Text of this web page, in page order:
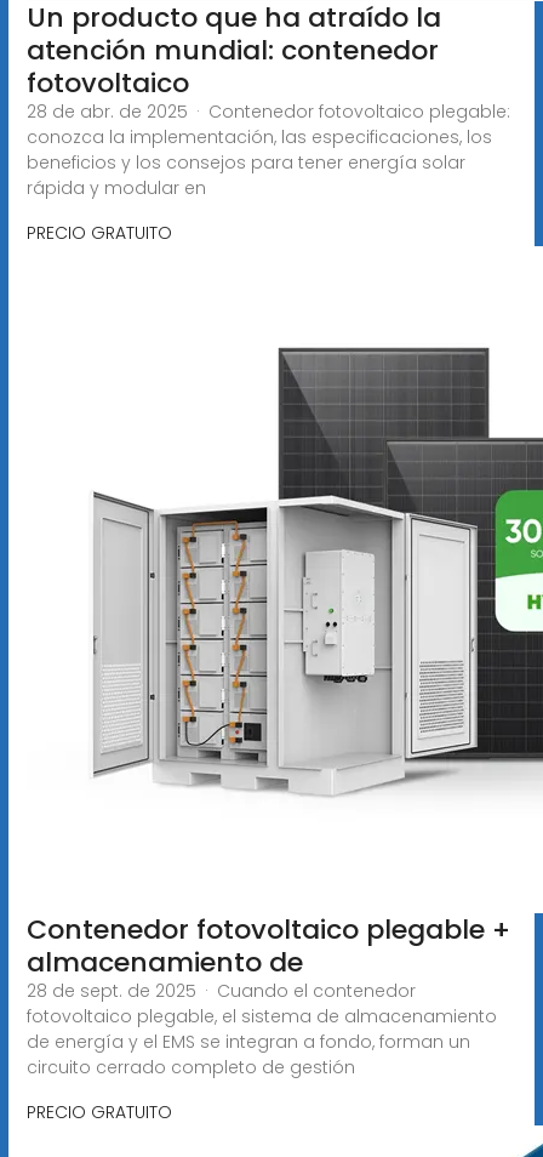
Un producto que ha atraído la
atención mundial: contenedor
fotovoltaico
28 de abr. de 2025 · Contenedor fotovoltaico plegable:
conozca la implementación, las especificaciones, los
beneficios y los consejos para tener energía solar
rápida y modular en
PRECIO GRATUITO
Contenedor fotovoltaico plegable +
almacenamiento de
28 de sept. de 2025 · Cuando el contenedor
fotovoltaico plegable, el sistema de almacenamiento
de energía y el EMS se integran a fondo, forman un
circuito cerrado completo de gestión
PRECIO GRATUITO